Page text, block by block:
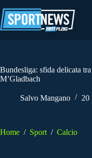
al
contenuto
Bundesliga: sfida delicata
M’Gladbach
Salvo Mangano 20
Home / Sport / Calcio